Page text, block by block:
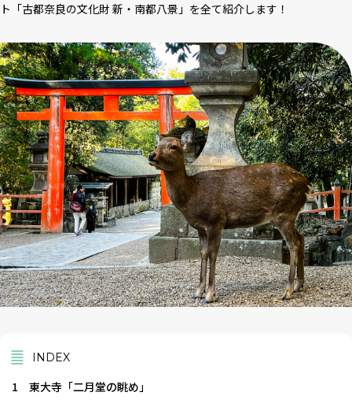
ト「古都奈良の文化財 新・南都八景」を全て紹介します！
INDEX
1
東大寺「二月堂の眺め」